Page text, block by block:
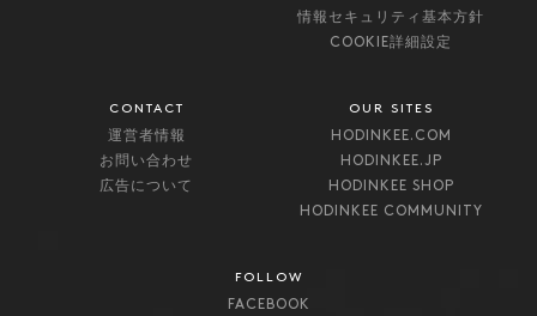
情報セキュリティ基本方針
COOKIE詳細設定
CONTACT
運営者情報
お問い合わせ
広告について
OUR SITES
HODINKEE.COM
HODINKEE.JP
HODINKEE SHOP
HODINKEE COMMUNITY
FOLLOW
FACEBOOK